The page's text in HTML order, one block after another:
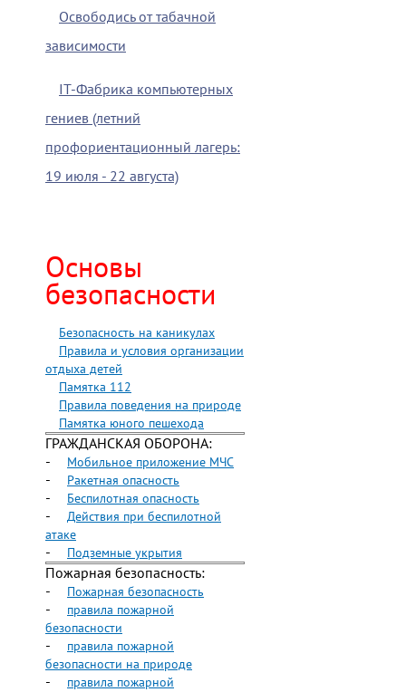
Освободись от табачной
зависимости
IT-Фабрика компьютерных
гениев (летний
профориентационный лагерь:
19 июля - 22 августа)
Основы
безопасности
Безопасность на каникулах
Правила и условия организации
отдыха детей
Памятка 112
Правила поведения на природе
Памятка юного пешехода
ГРАЖДАНСКАЯ ОБОРОНА:
-
Мобильное приложение МЧС
- Ракетная опасность
- Беспилотная опасность
-
Действия при беспилотной
атаке
- Подземные укрытия
Пожарная безопасность:
-
Пожарная безопасность
-
правила пожарной
безопасности
-
правила пожарной
безопасности на природе
-
правила пожарной